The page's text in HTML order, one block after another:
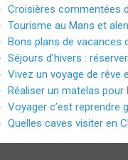
Croisières commentées
Tourisme au Mans et
Bons plans de vacances
Séjours d’hivers :
Vivez un voyage de rêve
Réaliser un matelas
Voyager c’est reprendre
Quelles caves visiter en